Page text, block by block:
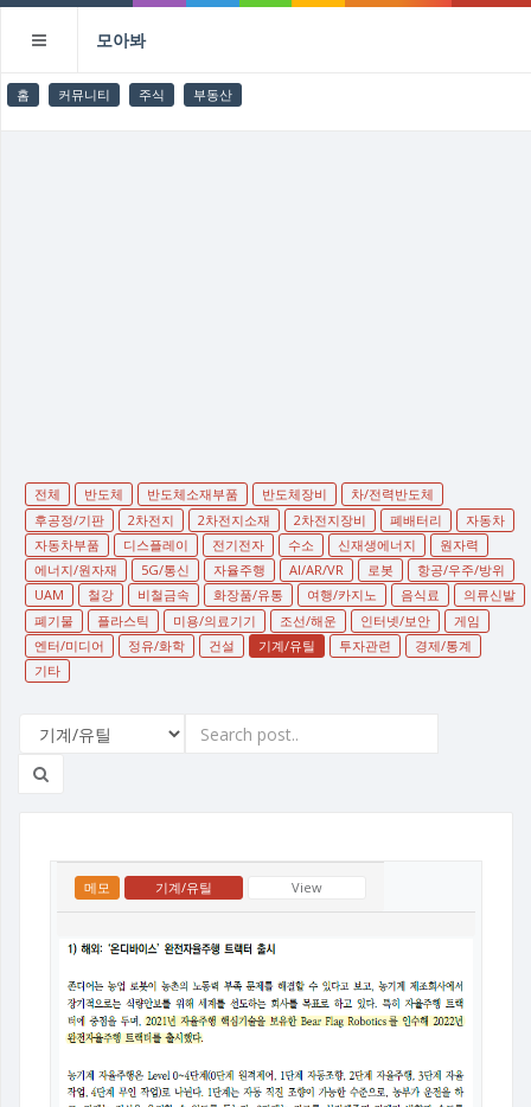
모아봐
홈 커뮤니티 주식 부동산
전체 반도체 반도체소재부품 반도체장비
차/전력반도체
후공정/기판
2차전지 2차전지소재 2차전지장비 폐배터리
자동차
자동차부품
디스플레이 전기전자 수소 신재생에너지
원자력
에너지/원자재
5G/통신 자율주행 AI/AR/VR 로봇
항공/우주/방위
UAM
철강 비철금속 화장품/유통 여행/카지노 음식료
의류신발
폐기물
플라스틱 미용/의료기기 조선/해운 인터넷/보안
게임
엔터/미디어
정유/화학 건설 기계/유틸 투자관련
경제/통계
기타
메모 기계/유틸 View